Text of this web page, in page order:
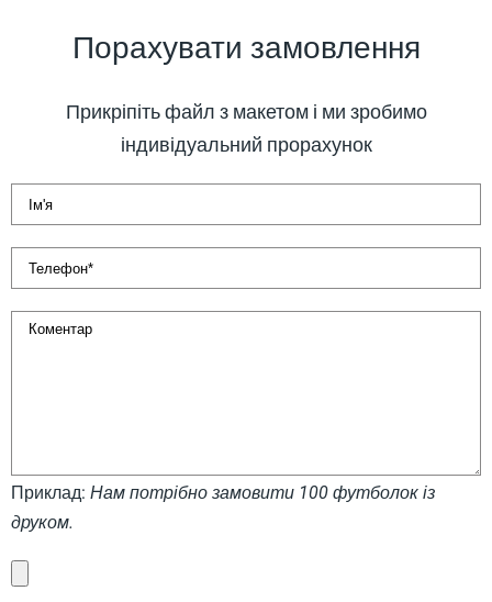
Порахувати замовлення
Прикріпіть файл з макетом і ми зробимо
індивідуальний прорахунок
Приклад: Нам потрібно замовити 100 футболок із
друком.